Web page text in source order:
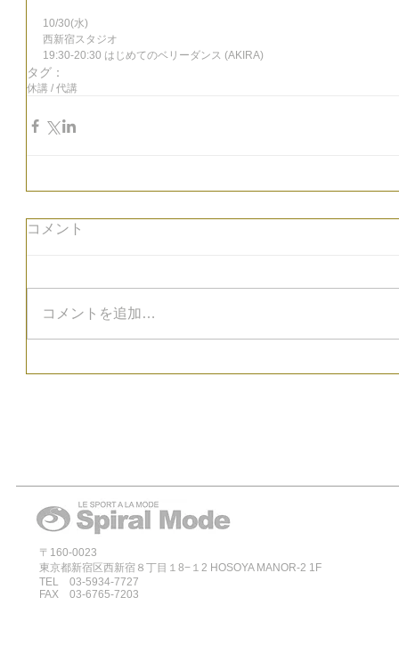
10/30(水)
西新宿スタジオ
19:30-20:30 はじめてのベリーダンス (AKIRA)
タグ：
休講 / 代講
コメント
コメントを追加…
〒160-0023
東京都新宿区西新宿８丁目１8−１2 HOSOYA MANOR-2 1F
TEL 03-5934-7727
FAX 03-6765-7203